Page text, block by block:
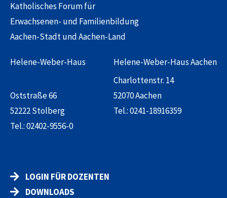
Katholisches Forum für
Erwachsenen- und Familienbildung
Aachen-Stadt und Aachen-Land
Helene-Weber-Haus
Oststraße 66
52222 Stolberg
Tel.:02402-9556-0
Helene-Weber-Haus Aachen
Charlottenstr. 14
52070 Aachen
Tel.:0241-18916359
LOGIN FÜR DOZENTEN
DOWNLOADS